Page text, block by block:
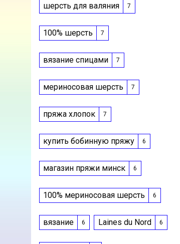
шерсть для валяния 7
100% шерсть 7
вязание спицами 7
мериносовая шерсть 7
пряжа хлопок 7
купить бобинную пряжу 6
магазин пряжи минск 6
100% мериносовая шерсть 6
вязание 6 Laines du Nord 6